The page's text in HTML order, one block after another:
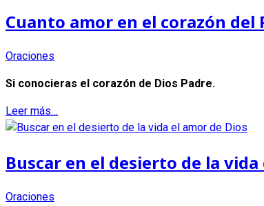
Cuanto amor en el corazón del
Oraciones
Si conocieras el corazón de Dios Padre.
Leer más…
Buscar en el desierto de la
Oraciones